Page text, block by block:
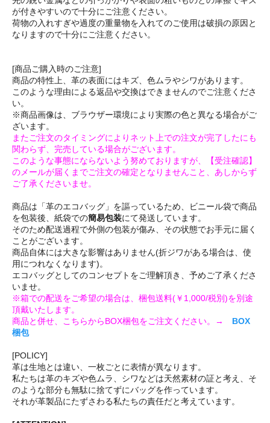
が付きやすいので十分にご注意ください。
荷物の入れすぎや過度の重量物を入れてのご使用は破損の原因と
なりますので十分にご注意ください。
[商品ご購入時のご注意]
商品の特性上、革の表面にはキズ、色ムラやシワがあります。
このような理由による返品や交換はできませんのでご注意くださ
い。
※商品画像は、ブラウザー環境により実際の色と異なる場合がご
ざいます。
またご注文のタイミングによりネット上での注文が完了したにも
関わらず、完売している場合がございます。
このような事態にならないよう努めておりますが、【受注確認】
のメールが届くまでご注文の確定となりませんこと、あしからず
ご了承くださいませ。
商品は「革のエコバッグ」を謳っているため、ビニール袋で商品
を包装後、紙袋での簡易包装にて発送しています。
そのため配送過程で外側の包装が傷み、その状態でお手元に届く
ことがございます。
商品自体には大きな影響はありません(折ジワがある場合は、使
用につれなくなります)。
エコバッグとしてのコンセプトをご理解頂き、予めご了承くださ
いませ。
※箱での配送をご希望の場合は、梱包送料(￥1,000/税別)を別途
頂戴いたします。
商品と併せ、こちらからBOX梱包をご注文ください。→ BOX
梱包
[POLICY]
革は生地とは違い、一枚ごとに表情が異なります。
私たちは革のキズや色ムラ、シワなどは天然素材の証と考え、そ
のような部分も無駄に捨てずにバッグを作っています。
それが革製品にたずさわる私たちの責任だと考えています。